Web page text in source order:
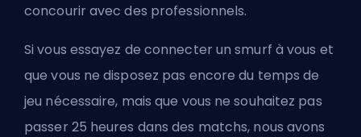
concourir avec des professionnels.
Si vous essayez de connecter un smurf à vous et
que vous ne disposez pas encore du temps de
jeu nécessaire, mais que vous ne souhaitez pas
passer 25 heures dans des matchs, nous avons